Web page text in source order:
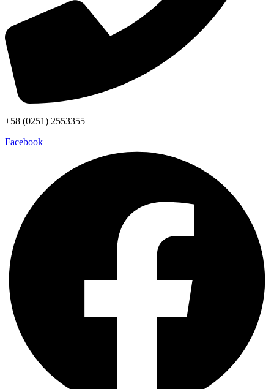
+58 (0251) 2553355
Facebook